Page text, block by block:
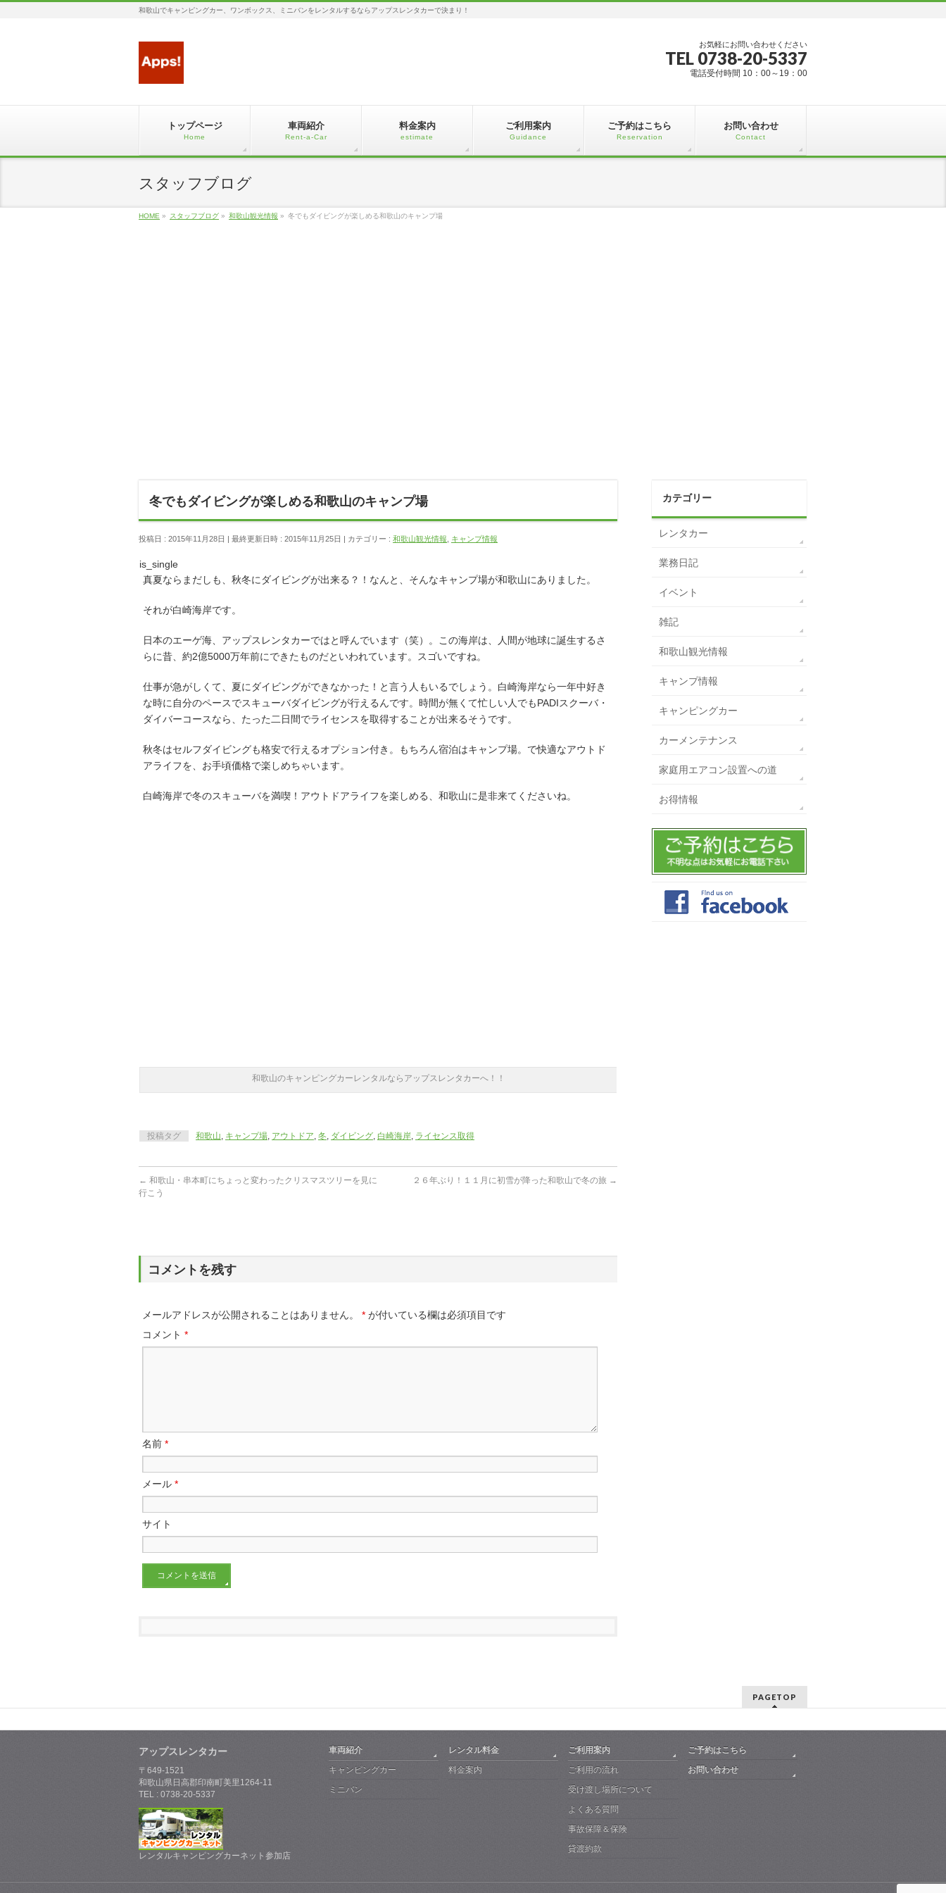
和歌山でキャンピングカー、ワンボックス、ミニバンをレンタルするならアップスレンタカーで決まり！
お気軽にお問い合わせください
TEL 0738-20-5337
電話受付時間 10：00～19：00
トップページ
Home
車両紹介
Rent-a-Car
料金案内
estimate
ご利用案内
Guidance
ご予約はこちら
Reservation
お問い合わせ
Contact
スタッフブログ
HOME » スタッフブログ » 和歌山観光情報 » 冬でもダイビングが楽しめる和歌山のキャンプ場
冬でもダイビングが楽しめる和歌山のキャンプ場
投稿日 : 2015年11月28日 最終更新日時 : 2015年11月25日 カテゴリー : 和歌山観光情報 キャンプ情報
is_single
真夏ならまだしも、秋冬にダイビングが出来る？！なんと、そんなキャンプ場が和歌山にありました。
それが白崎海岸です。
日本のエーゲ海、アップスレンタカーではと呼んでいます（笑）。この海岸は、人間が地球に誕生するさ
らに昔、約2億5000万年前にできたものだといわれています。スゴいですね。
仕事が急がしくて、夏にダイビングができなかった！と言う人もいるでしょう。白崎海岸なら一年中好き
な時に自分のペースでスキューバダイビングが行えるんです。時間が無くて忙しい人でもPADIスクーバ・
ダイバーコースなら、たった二日間でライセンスを取得することが出来るそうです。
秋冬はセルフダイビングも格安で行えるオプション付き。もちろん宿泊はキャンプ場。で快適なアウトド
アライフを、お手頃価格で楽しめちゃいます。
白崎海岸で冬のスキューバを満喫！アウトドアライフを楽しめる、和歌山に是非来てくださいね。
和歌山のキャンピングカーレンタルならアップスレンタカーへ！！
投稿タグ 和歌山, キャンプ場, アウトドア, 冬, ダイビング, 白崎海岸, ライセンス取得
← 和歌山・串本町にちょっと変わったクリスマスツリーを見に
行こう
２６年ぶり！１１月に初雪が降った和歌山で冬の旅 →
コメントを残す
メールアドレスが公開されることはありません。 * が付いている欄は必須項目です
コメント *
名前 *
メール *
サイト
カテゴリー
レンタカー
業務日記
イベント
雑記
和歌山観光情報
キャンプ情報
キャンピングカー
カーメンテナンス
家庭用エアコン設置への道
お得情報
PAGETOP
アップスレンタカー
〒649-1521
和歌山県日高郡印南町美里1264-11
TEL : 0738-20-5337
レンタルキャンピングカーネット参加店
車両紹介
キャンピングカー
ミニバン
レンタル料金
料金案内
ご利用案内
ご利用の流れ
受け渡し場所について
よくある質問
事故保障＆保険
貸渡約款
ご予約はこちら
お問い合わせ